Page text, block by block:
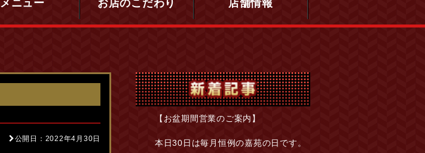
メニュー お店のこだわり 店舗情報
公開日：2022年4月30日
【お盆期間営業のご案内】
本日30日は毎月恒例の嘉苑の日です。